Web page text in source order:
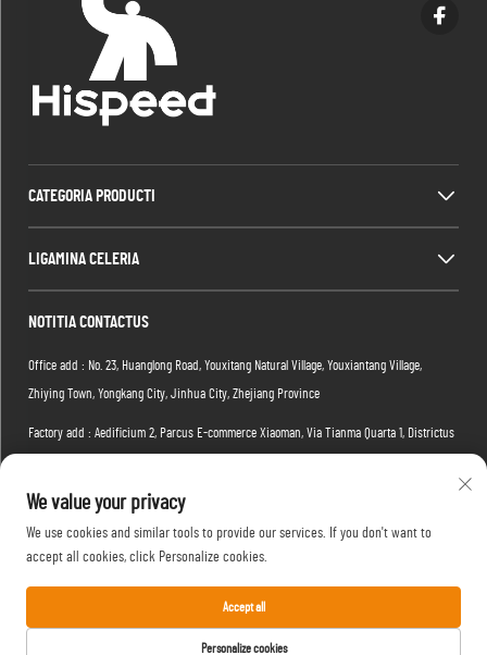
CATEGORIA PRODUCTI
LIGAMINA CELERIA
NOTITIA CONTACTUS
Office add : No. 23, Huanglong Road, Youxitang Natural Village, Youxiantang Village,
Zhiying Town, Yongkang City, Jinhua City, Zhejiang Province
Factory add : Aedificium 2, Parcus E-commerce Xiaoman, Via Tianma Quarta 1, Districtus
Epistula : [email protected]
Tel :+86-15088234353
Copyright © 2026 Yongkang Yufan Leisure Products Manufacture Co., Ltd. Omnibus iuribus
We value your privacy
We use cookies and similar tools to provide our services. If you don't want to
accept all cookies, click Personalize cookies.
Personalize cookies
Accept all